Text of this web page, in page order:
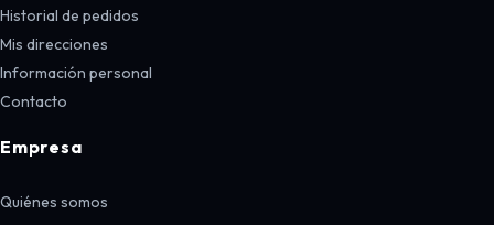
Historial de pedidos
Mis direcciones
Información personal
Contacto
Empresa
Quiénes somos